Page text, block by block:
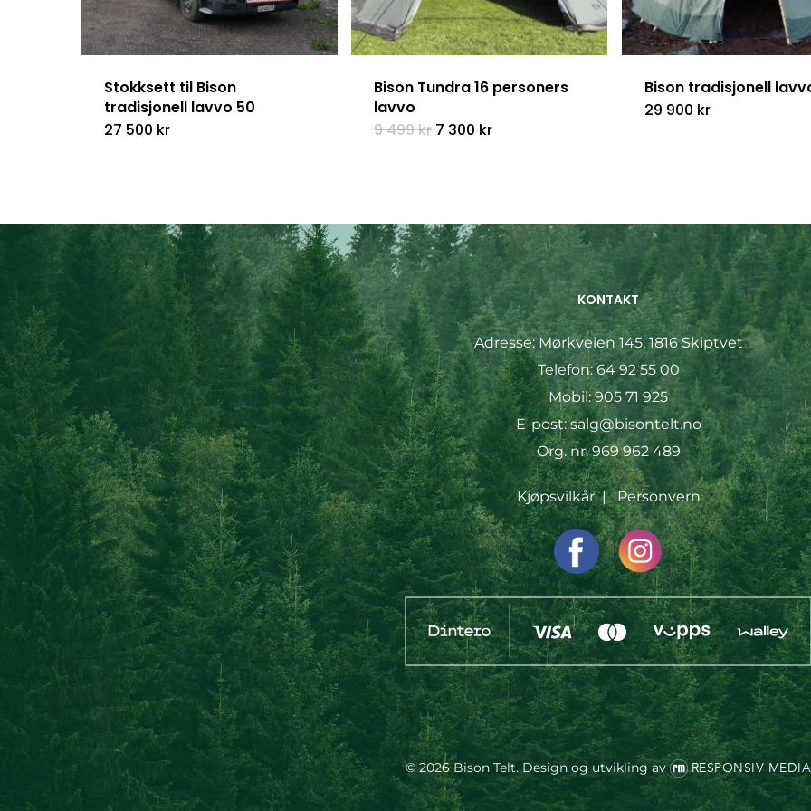
Stokksett til Bison
tradisjonell lavvo 50
27 500 kr
Bison Tundra 16 personers
lavvo
9 499kr Opprinnelig
7 300 krNåværende
Bison tradisjonell
29 900 kr
KONTAKT
Adresse:Mørkveien 145, 1816 Skiptvet
Telefon:64 92 55 00
Mobil:905 71 925
E-post:salg@bisontelt.no
Org. nr. 969 962 489
Kjøpsvilkår|Personvern
© 2026 Bison Telt.Design og utvikling av RESPONSIV MEDIA